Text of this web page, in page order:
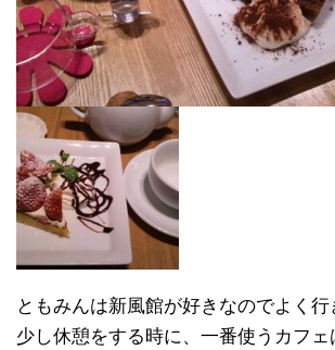
ともみんは新風館が好きなのでよく行
少し休憩をする時に、一番使うカフェ